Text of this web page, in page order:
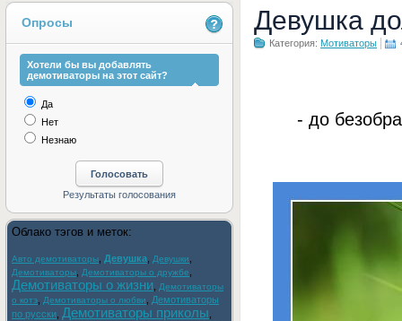
Девушка
Категория: Мотиваторы
- до
Опросы
Хотели бы вы добавлять
демотиваторы на этот сайт?
Да
Нет
Незнаю
Облако тэгов и меток:
Авто демотиваторы Девушка Девушки
Демотиваторы Демотиваторы о дружбе
Демотиваторы о жизни
Демотиваторы
о котэ
Демотиваторы о любви
Демотиваторы
по русски Демотиваторы приколы